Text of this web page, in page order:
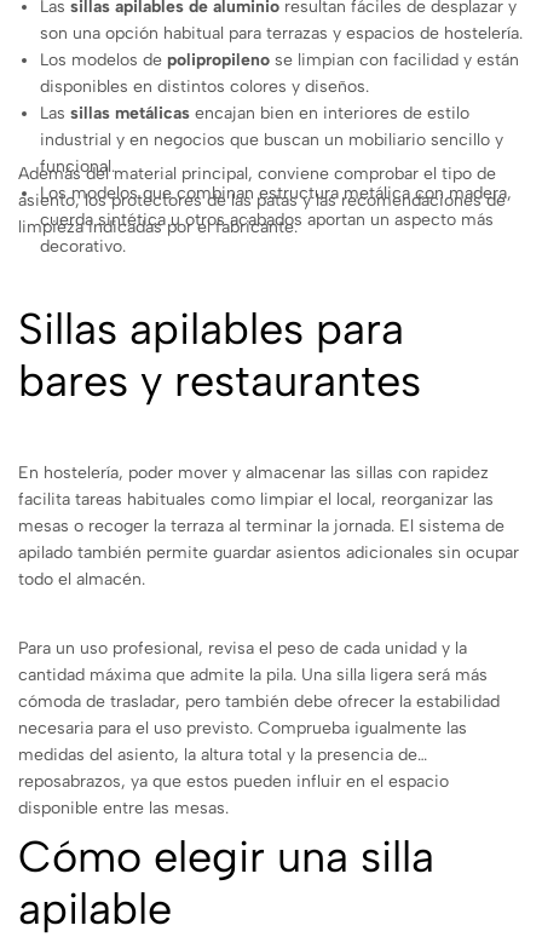
Lassillas apilables de aluminio resultan fáciles de desplazar y
son una opción habitual para terrazas y espacios de hostelería.
Los modelos depolipropileno se limpian con facilidad y están
disponibles en distintos colores y diseños.
Lassillas metálicas encajan bien en interiores de estilo
industrial y en negocios que buscan un mobiliario sencillo y
funcional.
Los modelos que combinan estructura metálica con madera,
cuerda sintética u otros acabados aportan un aspecto más
decorativo.
Además del material principal, conviene comprobar el tipo de
asiento, los protectores de las patas y las recomendaciones de
limpieza indicadas por el fabricante.
Sillas apilables para
bares y restaurantes
En hostelería, poder mover y almacenar las sillas con rapidez
facilita tareas habituales como limpiar el local, reorganizar las
mesas o recoger la terraza al terminar la jornada. El sistema de
apilado también permite guardar asientos adicionales sin ocupar
todo el almacén.
Para un uso profesional, revisa el peso de cada unidad y la
cantidad máxima que admite la pila. Una silla ligera será más
cómoda de trasladar, pero también debe ofrecer la estabilidad
necesaria para el uso previsto. Comprueba igualmente las
medidas del asiento, la altura total y la presencia de
reposabrazos, ya que estos pueden influir en el espacio
disponible entre las mesas.
Cómo elegir una silla
apilable